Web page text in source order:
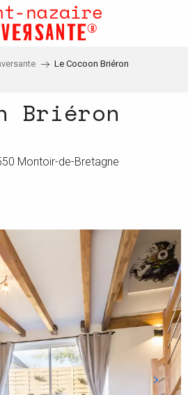
Le Cocoon Briéron
Briéron
Montoir-de-Bretagne